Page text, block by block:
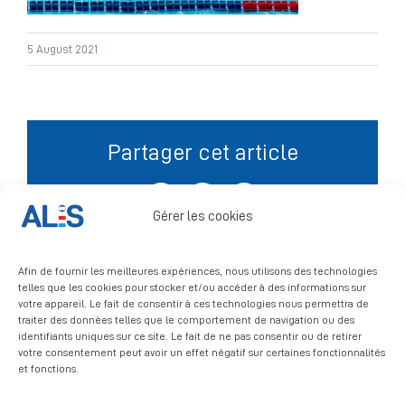
Gérer les cookies
Afin de fournir les meilleures expériences, nous utilisons des technologies
telles que les cookies pour stocker et/ou accéder à des informations sur
votre appareil. Le fait de consentir à ces technologies nous permettra de
traiter des données telles que le comportement de navigation ou des
identifiants uniques sur ce site. Le fait de ne pas consentir ou de retirer
votre consentement peut avoir un effet négatif sur certaines fonctionnalités
et fonctions.
Signalement
5 August 2021
Partager cet article